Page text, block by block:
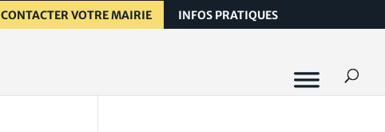
CONTACTER VOTRE MAIRIE INFOS PRATIQUES